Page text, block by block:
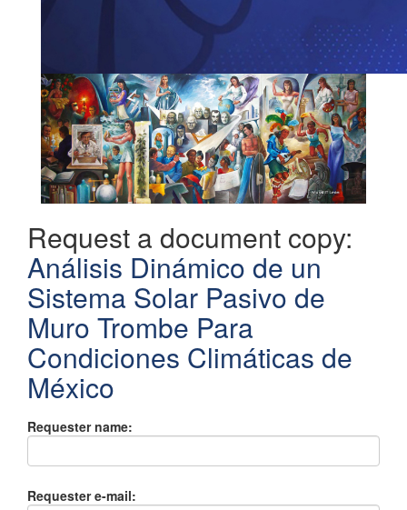
Request a document copy:
Análisis Dinámico de un
Sistema Solar Pasivo de
Muro Trombe Para
Condiciones Climáticas de
México
Requester name:
Requester e-mail: